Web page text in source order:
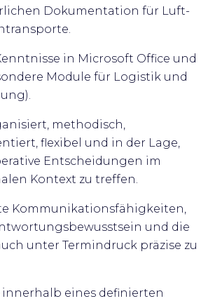
Dokumentation für Luft-
in Microsoft Office und
Module für Logistik und
methodisch,
flexibel und in der Lage,
Entscheidungen im
Kontext zu treffen.
Kommunikationsfähigkeiten,
und die
unter Termindruck präzise zu
eines definierten